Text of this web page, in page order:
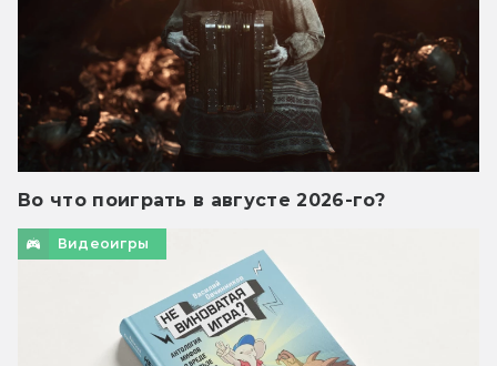
Во что поиграть в августе 2026-го?
Видеоигры